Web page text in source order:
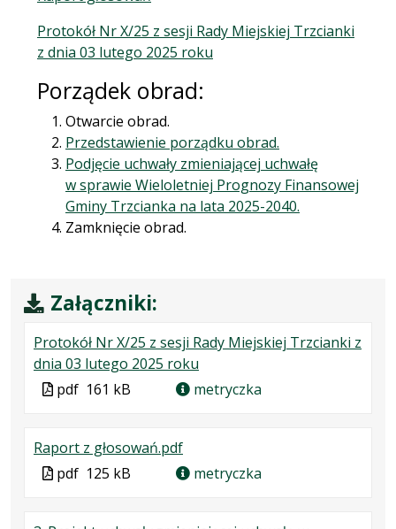
Protokół Nr X/25 z sesji Rady Miejskiej Trzcianki
z dnia 03 lutego 2025 roku
Porządek obrad:
Otwarcie obrad.
Przedstawienie porządku obrad.
Podjęcie uchwały zmieniającej uchwałę
w sprawie Wieloletniej Prognozy Finansowej
Gminy Trzcianka na lata 2025-2040.
Zamknięcie obrad.
Załączniki:
Protokół Nr X/25 z sesji Rady Miejskiej Trzcianki z
dnia 03 lutego 2025 roku
Plik
Rozmiar
pliku:
Otwiera
karcie.
Plik
pdf 161 kB metryczka
Raport z głosowań.pdf.
Plik
.
Rozmiar
.
Otwiera
Plik
pdf 125 kB metryczka